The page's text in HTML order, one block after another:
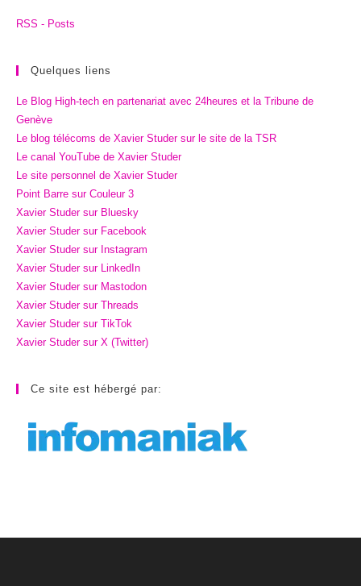
RSS - Posts
Quelques liens
Le Blog High-tech en partenariat avec 24heures et la Tribune de
Genève
Le blog télécoms de Xavier Studer sur le site de la TSR
Le canal YouTube de Xavier Studer
Le site personnel de Xavier Studer
Point Barre sur Couleur 3
Xavier Studer sur Bluesky
Xavier Studer sur Facebook
Xavier Studer sur Instagram
Xavier Studer sur LinkedIn
Xavier Studer sur Mastodon
Xavier Studer sur Threads
Xavier Studer sur TikTok
Xavier Studer sur X (Twitter)
Ce site est hébergé par: